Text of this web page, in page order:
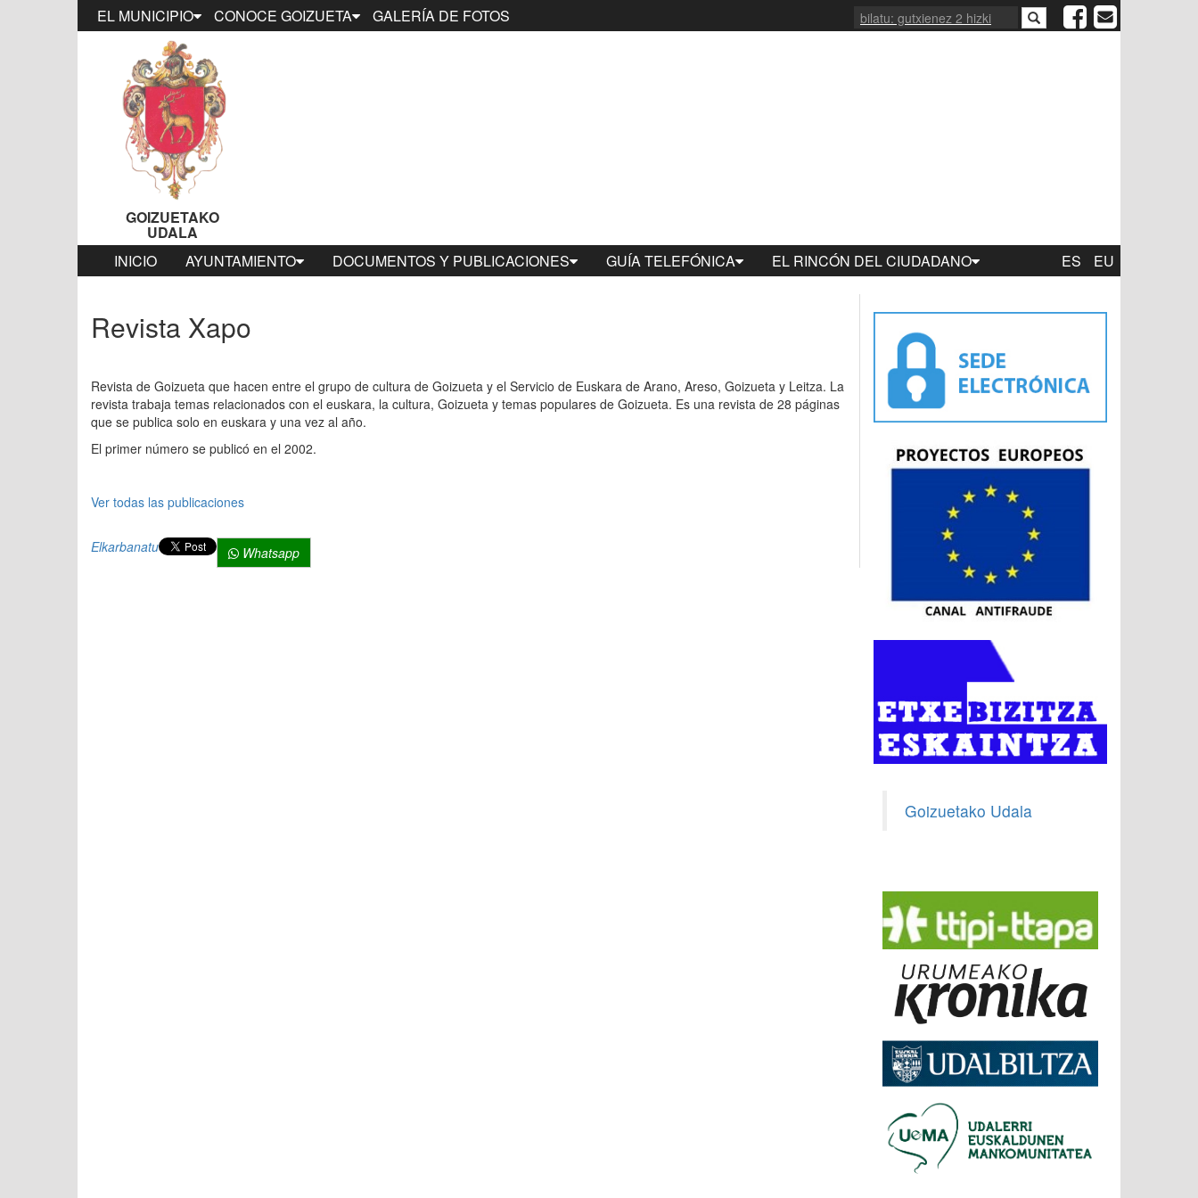
EL MUNICIPIO CONOCE GOIZUETA GALERÍA DE FOTOS
GOIZUETAKO
UDALA
INICIO
AYUNTAMIENTO DOCUMENTOS Y PUBLICACIONES GUÍA TELEFÓNICA EL RINCÓN DEL CIUDADANO ES EU
Revista Xapo
Revista de Goizueta que hacen entre el grupo de cultura de Goizueta y el Servicio de Euskara de Arano, Areso, Goizueta y Leitza. La
revista trabaja temas relacionados con el euskara, la cultura, Goizueta y temas populares de Goizueta. Es una revista de 28 páginas
que se publica solo en euskara y una vez al año.
El primer número se publicó en el 2002.
Ver todas las publicaciones
Elkarbanatu Whatsapp
Goizuetako Udala